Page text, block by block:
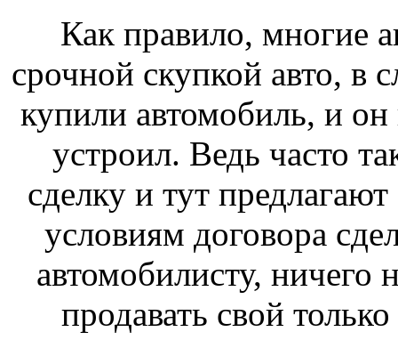
Как правило, многие
срочной скупкой авто, в
купили автомобиль, и
устроил. Ведь часто
сделку и тут
условиям договора
автомобилисту, ничего
продавать свой